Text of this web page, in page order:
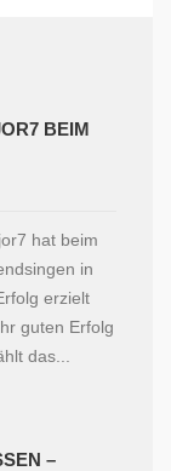
BEIM B
hat beim
in
erzielt
guten Erfolg
das...
–